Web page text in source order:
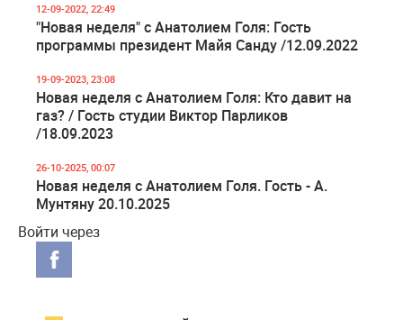
12-09-2022, 22:49
"Новая неделя" с Анатолием Голя: Гость
программы президент Майя Санду /12.09.2022
19-09-2023, 23:08
Новая неделя с Анатолием Голя: Кто давит на
газ? / Гость студии Виктор Парликов
/18.09.2023
26-10-2025, 00:07
Новая неделя с Анатолием Голя. Гость - А.
Мунтяну 20.10.2025
Войти через